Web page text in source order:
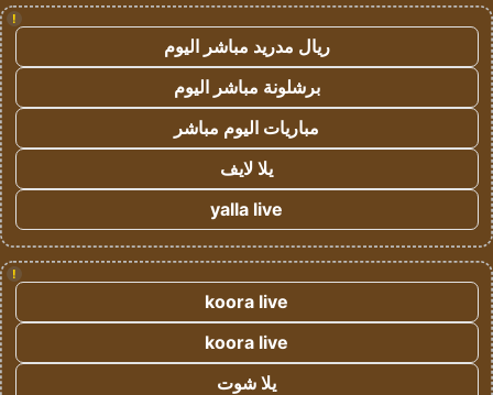
!
ريال مدريد مباشر اليوم
برشلونة مباشر اليوم
مباريات اليوم مباشر
يلا لايف
yalla live
!
koora live
koora live
يلا شوت